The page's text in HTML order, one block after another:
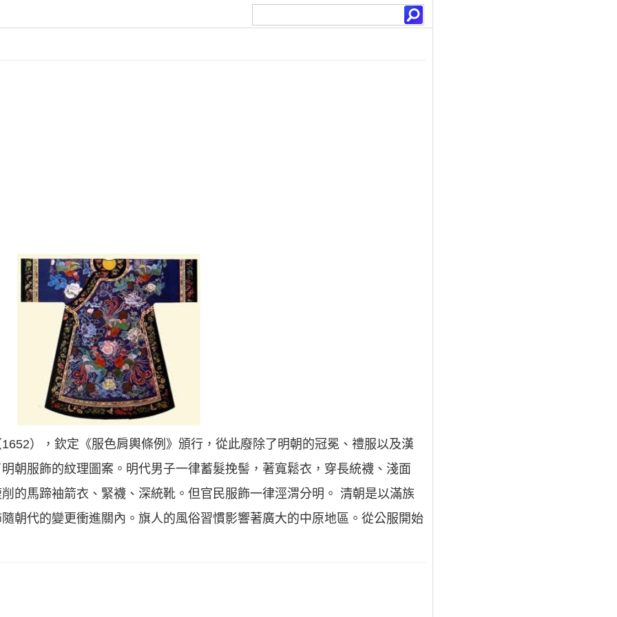
），欽定《服色肩輿條例》頒行，從此廢除了明朝的冠冕、禮服以及漢
朝服飾的紋理圖案。明代男子一律蓄髮挽髻，著寬鬆衣，穿長統襪、淺面
的馬蹄袖箭衣、緊襪、深統靴。但官民服飾一律涇渭分明。 清朝是以滿族
朝代的變更衝進關內。旗人的風俗習慣影響著廣大的中原地區。從公服開始